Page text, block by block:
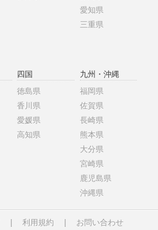
愛知県
三重県
四国
徳島県
香川県
愛媛県
高知県
九州・沖縄
福岡県
佐賀県
長崎県
熊本県
大分県
宮崎県
鹿児島県
沖縄県
利用規約 お問い合わせ